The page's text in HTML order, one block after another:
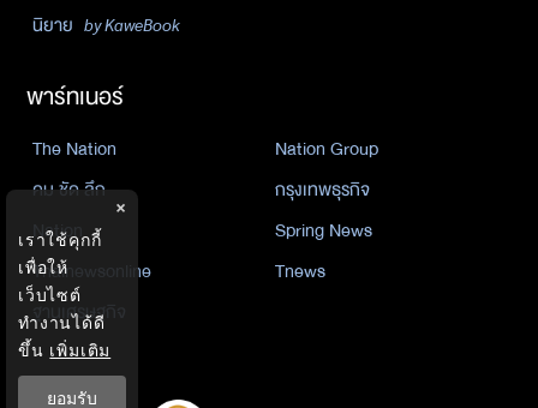
นิยาย by KaweBook
พาร์ทเนอร์
The Nation
Nation Group
คม ชัด ลึก
กรุงเทพธุรกิจ
Nation
Spring News
Thainewsonline
Tnews
ฐานเศรษฐกิจ
×
เราใช้คุกกี้
เพื่อให้
เว็บไซต์
ทำงานได้ดี
ขึ้น เพิ่มเติม
ยอมรับ